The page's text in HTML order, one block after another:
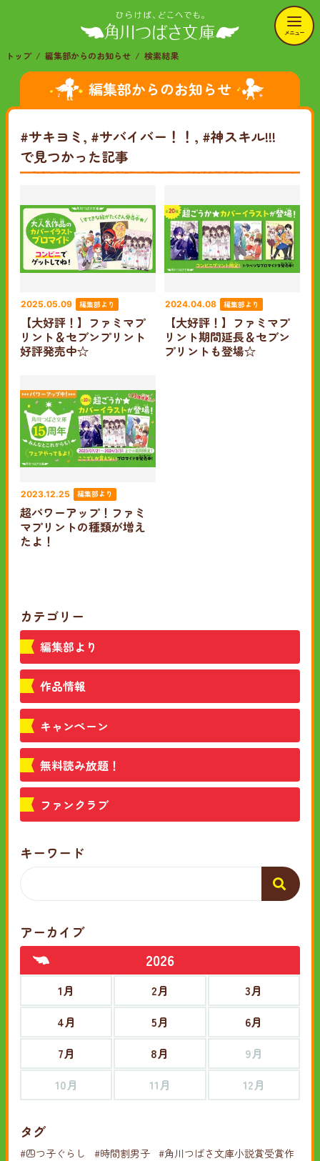
メニュー
トップ 編集部からのお知らせ 検索結果
編集部からのお知らせ
#サキヨミ, #サバイバー！！, #神スキル!!!
で見つかった記事
2025.05.09 編集部より
【大好評！】ファミマプ
リント＆セブンプリント
好評発売中☆
2024.04.08 編集部より
【大好評！】ファミマプ
リント期間延長＆セブン
プリントも登場☆
2023.12.25 編集部より
超パワーアップ！ファミ
マプリントの種類が増え
たよ！
カテゴリー
編集部より
作品情報
キャンペーン
無料読み放題！
ファンクラブ
キーワード
アーカイブ
2026
1月 2月
3月
4月
5月
6月
7月
8月
9月
10月
11月 12月
タグ
#四つ子ぐらし #時間割男子 #角川つばさ文庫小説賞受賞作